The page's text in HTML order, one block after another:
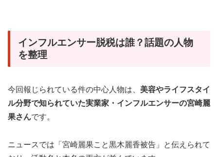
インフルエンサー脱税は誰？話題の人物
を整理
今回報じられている件の中心人物は、 美容やライフスタイ
ル分野で知られていた実業家・インフルエンサーの宮崎麗
果さんです。
ニュースでは「宮崎麗果こと黒木麗香被告」と伝えられて